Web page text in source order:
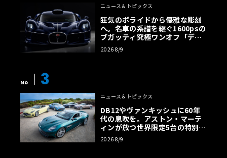
ニュース＆トピックス
狂気のボライドから優雅な彫刻
へ。名車の系譜を継ぐ1600psの
ブガッティ究極ワンオフ「デス
トリエ」
2026 8/9
No 3
ニュース＆トピックス
DB12やヴァンキッシュに60年
代の息吹を。アストン・マーテ
ィンが放つ世界限定5台の特別コ
レクション
2026 8/9